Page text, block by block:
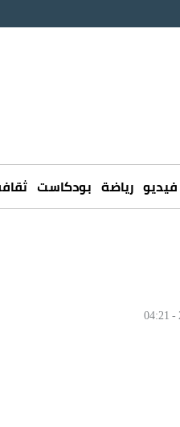
فيديو رياضة بودكاست